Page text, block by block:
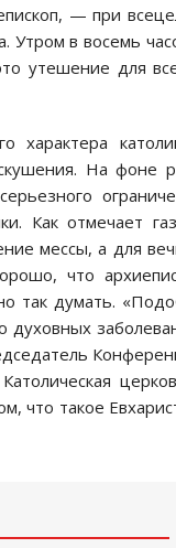
— при
Утром в восемь
утешение для
На фоне
Как отмечает
мессы, а для
что
так думать.
духовных
что такое